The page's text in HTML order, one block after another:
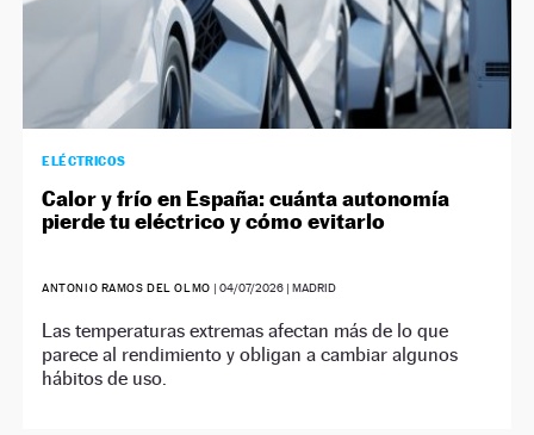
ELÉCTRICOS
Calor y frío en España: cuánta autonomía
pierde tu eléctrico y cómo evitarlo
ANTONIO RAMOS DEL OLMO | 04/07/2026| MADRID
Las temperaturas extremas afectan más de lo que
parece al rendimiento y obligan a cambiar algunos
hábitos de uso.